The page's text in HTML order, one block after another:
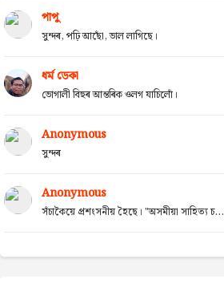
পাপু
সুন্দৰ, পঢ়ি আছোঁ, ভাল লাগিছে।
ধৰ্ম ডেকা
ভোগালী বিহুৰ আন্তৰিক ওলগ যাচিলোঁ।
Anonymous
সুন্দৰ
Anonymous
সঁচাকৈয়ে প্ৰশংসনীয় হৈছে। "অসমীয়া সাহিত্য চ...